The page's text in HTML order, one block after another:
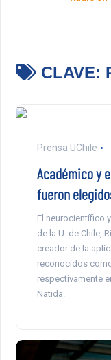
CLAVE:
Prensa UChile
Académico y
fueron
El neurocientífico
de la U. de Chile,
creador de la
reconocidos
respectivamente
Natida.